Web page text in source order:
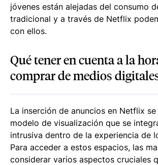
jóvenes están alejadas del consumo
tradicional y a través de Netflix
con ellos.
Qué tener en cuenta a la
comprar de medios
La inserción de anuncios en Netflix se
modelo de visualización que se
intrusiva dentro de la experiencia de
Para acceder a estos espacios, las
considerar varios aspectos cruciales